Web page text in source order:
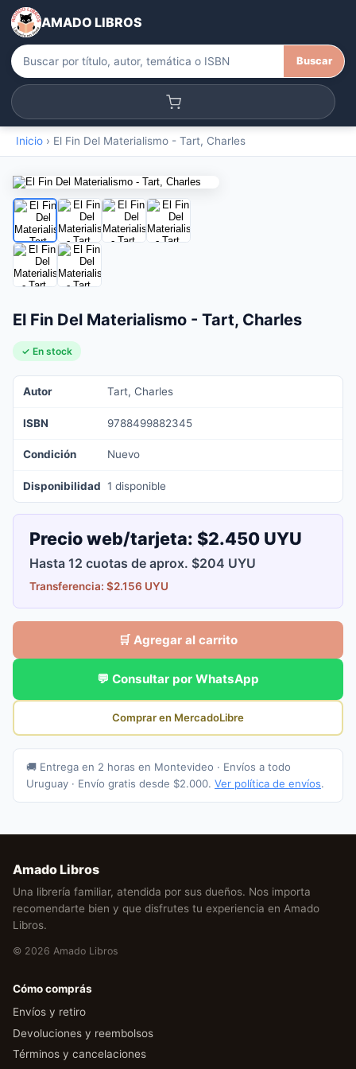
AMADO LIBROS
Buscar
Inicio › El Fin Del Materialismo - Tart, Charles
El Fin Del Materialismo - Tart, Charles
✓ En stock
Autor Tart, Charles
ISBN 9788499882345
Condición Nuevo
Disponibilidad 1 disponible
Precio web/tarjeta: $2.450 UYU
Hasta 12 cuotas de aprox. $204 UYU
Transferencia: $2.156 UYU
🛒 Agregar al carrito
💬 Consultar por WhatsApp
Comprar en MercadoLibre
🚚 Entrega en 2 horas en Montevideo · Envíos a todo
Uruguay · Envío gratis desde $2.000. Ver política de envíos.
Amado Libros
Una librería familiar, atendida por sus dueños. Nos importa
recomendarte bien y que disfrutes tu experiencia en Amado
Libros.
© 2026 Amado Libros
Cómo comprás
Envíos y retiro
Devoluciones y reembolsos
Términos y cancelaciones